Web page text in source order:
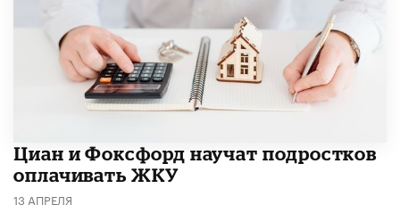
Циан и Фоксфорд научат подростков
оплачивать ЖКУ
13 АПРЕЛЯ